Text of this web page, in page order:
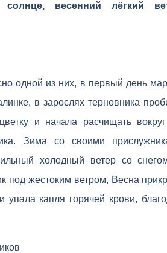
солнце, весенний лёгкий
одной из них, в первый день
в зарослях терновника
и начала расчищать
Зима со своими
холодный ветер со
под жестоким ветром, Весна
капля горячей крови,